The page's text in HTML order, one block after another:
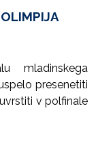
mladinskega
presenetiti
v polfinale